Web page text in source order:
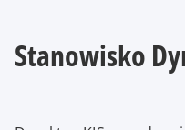
Stanowisko